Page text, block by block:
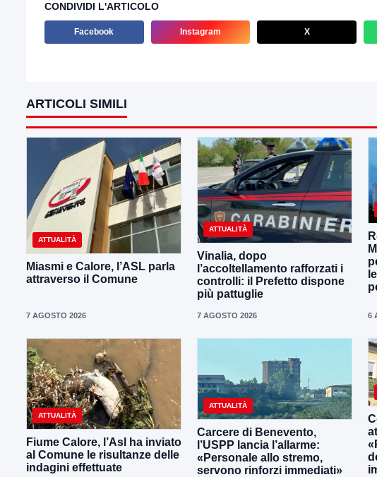
CONDIVIDI L'ARTICOLO
Facebook Instagram X
ARTICOLI SIMILI
ATTUALITÀ
Miasmi e Calore, l’ASL parla
attraverso il Comune
7 AGOSTO 2026
ATTUALITÀ
Vinalia, dopo
l’accoltellamento rafforzati i
controlli: il Prefetto dispone
più pattuglie
7 AGOSTO 2026 6
ATTUALITÀ
Fiume Calore, l’Asl ha inviato
al Comune le risultanze delle
indagini effettuate
ATTUALITÀ
Carcere di Benevento,
l’USPP lancia l’allarme:
«Personale allo stremo,
servono rinforzi immediati»